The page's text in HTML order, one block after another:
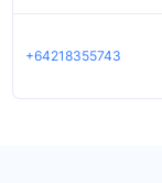
+64218355743